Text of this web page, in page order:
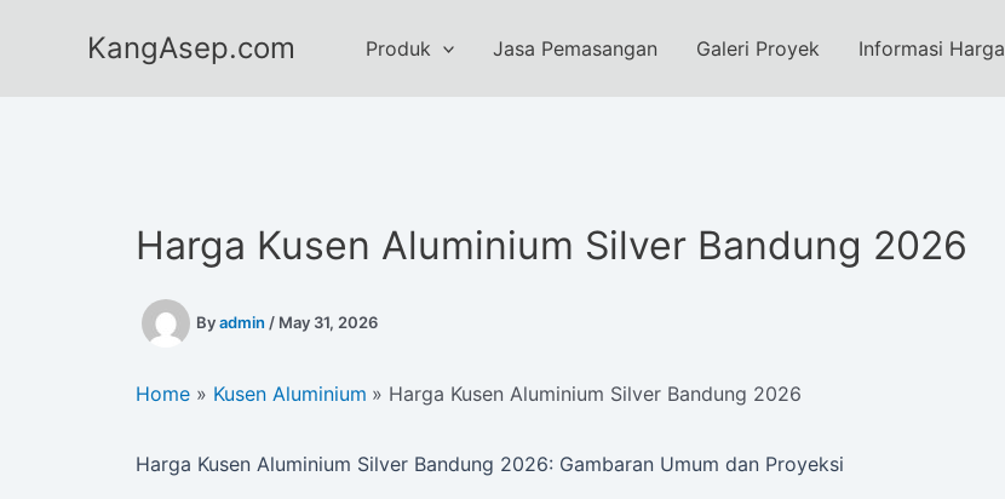
KangAsep.com Produk Jasa Pemasangan Galeri Proyek Informasi Harga
Harga Kusen Aluminium Silver Bandung 2026
Byadmin / May 31, 2026
Home Kusen Aluminium Harga Kusen Aluminium Silver Bandung 2026
Harga Kusen Aluminium Silver Bandung 2026: Gambaran Umum dan Proyeksi